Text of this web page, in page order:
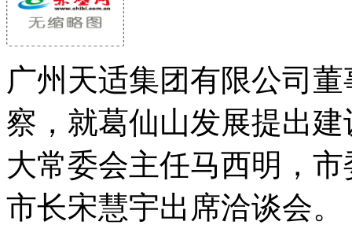
广州天适集团有限公司
察，就葛仙山发展提出
大常委会主任马西明，
市长宋慧宇出席洽谈会。